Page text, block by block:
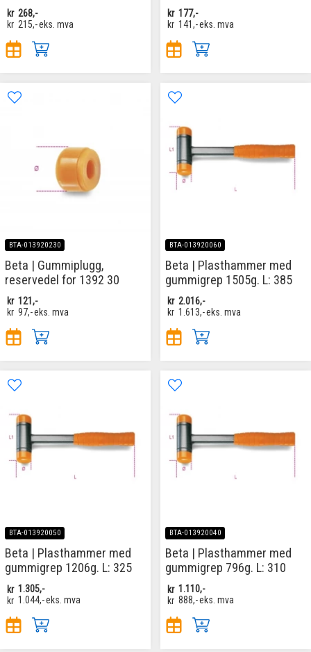
kr 268,-
kr 215,-eks. mva
kr 177,-
kr 141,-eks. mva
BTA-013920230
Beta | Gummiplugg,
reservedel for 1392 30
kr 121,-
kr 97,-eks. mva
BTA-013920060
Beta | Plasthammer med
gummigrep 1505g. L: 385
kr 2.016,-
kr 1.613,-eks. mva
BTA-013920050
Beta | Plasthammer med
gummigrep 1206g. L: 325
kr 1.305,-
kr 1.044,-eks. mva
BTA-013920040
Beta | Plasthammer med
gummigrep 796g. L: 310
kr 1.110,-
kr 888,-eks. mva